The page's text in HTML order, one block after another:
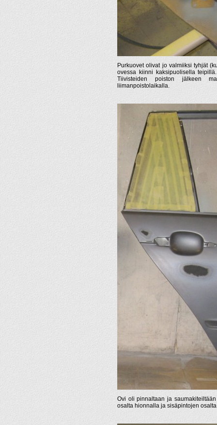
Purkuovet olivat jo valmiiksi tyhjät
ovessa kiinni kaksipuolisella
Tiivisteiden poiston jälkeen
liimanpoistolaikalla.
Ovi oli pinnaltaan ja
osalta hionnalla ja sisäpintojen